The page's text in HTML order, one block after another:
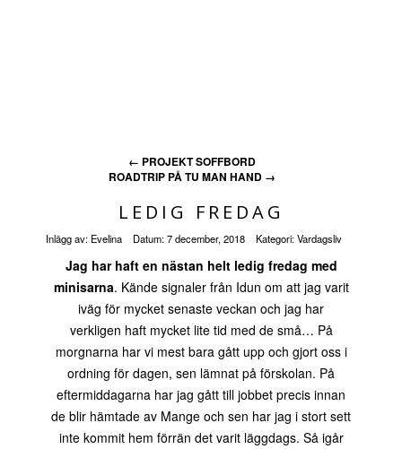
← PROJEKT SOFFBORD
ROADTRIP PÅ TU MAN HAND →
LEDIG FREDAG
Inlägg av: Evelina Datum:7 december, 2018 Kategori:Vardagsliv
Jag har haft en nästan helt ledig fredag med
minisarna. Kände signaler från Idun om att jag varit
iväg för mycket senaste veckan och jag har
verkligen haft mycket lite tid med de små… På
morgnarna har vi mest bara gått upp och gjort oss i
ordning för dagen, sen lämnat på förskolan. På
eftermiddagarna har jag gått till jobbet precis innan
de blir hämtade av Mange och sen har jag i stort sett
inte kommit hem förrän det varit läggdags. Så igår